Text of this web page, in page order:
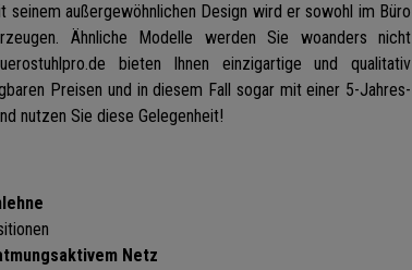
seinem außergewöhnlichen Design wird er sowohl im Büro
Ähnliche Modelle werden Sie woanders nicht
bieten Ihnen einzigartige und qualitativ
Preisen und in diesem Fall sogar mit einer 5-Jahres-
nutzen Sie diese Gelegenheit!
Netz